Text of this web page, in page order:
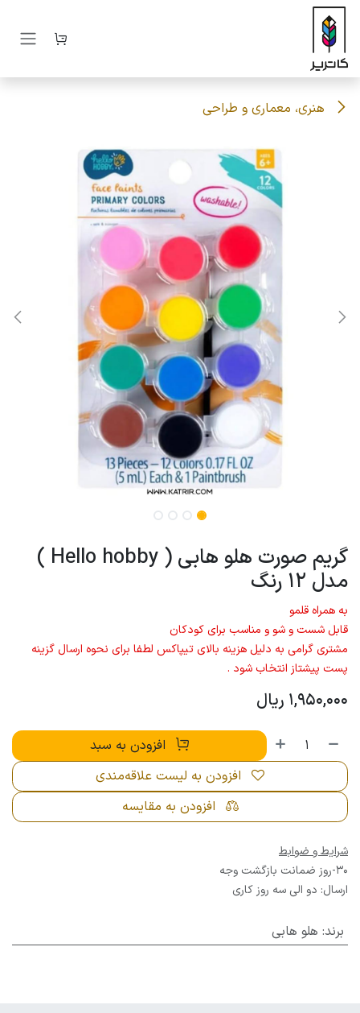
صرف نظر و مشاهده محتوا
هنری، معماری و طراحی
گریم صورت هلو هابی ( Hello hobby )
مدل 12 رنگ
به همراه قلمو
قابل شست و شو و مناسب برای کودکان
مشتری گرامی به دلیل هزینه بالای تیپاکس لطفا برای نحوه ارسال گزینه
پست پیشتاز انتخاب شود .
1,950,000 ریال
افزودن به سبد
افزودن به مقایسه
افزودن به لیست علاقه‌مندی
شرایط و ضوابط
30-روز ضمانت بازگشت وجه
ارسال: دو الی سه روز کاری
برند: هلو هابی